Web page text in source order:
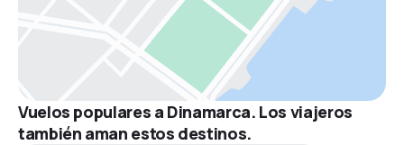
Vuelos populares a Dinamarca. Los viajeros
también aman estos destinos.